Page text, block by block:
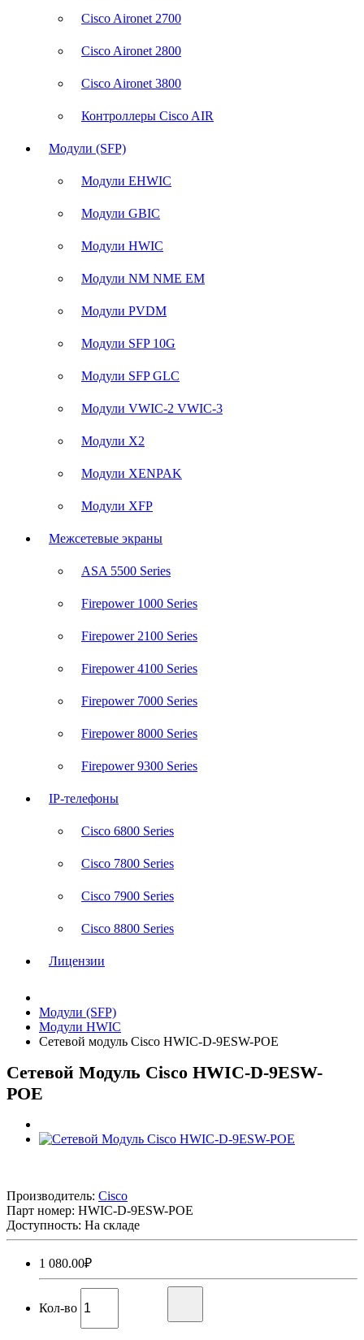
Cisco Aironet 2700
Cisco Aironet 2800
Cisco Aironet 3800
Контроллеры Cisco AIR
Модули (SFP)
Модули EHWIC
Модули GBIC
Модули HWIC
Модули NM NME EM
Модули PVDM
Модули SFP 10G
Модули SFP GLC
Модули VWIC-2 VWIC-3
Модули X2
Модули XENPAK
Модули XFP
Межсетевые экраны
ASA 5500 Series
Firepower 1000 Series
Firepower 2100 Series
Firepower 4100 Series
Firepower 7000 Series
Firepower 8000 Series
Firepower 9300 Series
IP-телефоны
Cisco 6800 Series
Cisco 7800 Series
Cisco 7900 Series
Cisco 8800 Series
Лицензии
Модули (SFP)
Модули HWIC
Сетевой модуль Cisco HWIC-D-9ESW-POE
Сетевой Модуль Cisco HWIC-D-9ESW-
POE
Производитель: Cisco
Парт номер: HWIC-D-9ESW-POE
Доступность: На складе
1 080.00₽
Кол-во